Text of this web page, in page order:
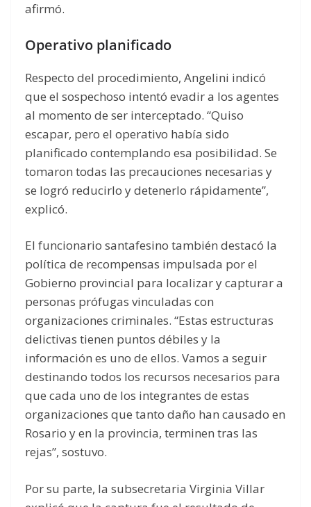
afirmó.
Operativo planificado
Respecto del procedimiento, Angelini indicó
que el sospechoso intentó evadir a los agentes
al momento de ser interceptado. “Quiso
escapar, pero el operativo había sido
planificado contemplando esa posibilidad. Se
tomaron todas las precauciones necesarias y
se logró reducirlo y detenerlo rápidamente”,
explicó.
El funcionario santafesino también destacó la
política de recompensas impulsada por el
Gobierno provincial para localizar y capturar a
personas prófugas vinculadas con
organizaciones criminales. “Estas estructuras
delictivas tienen puntos débiles y la
información es uno de ellos. Vamos a seguir
destinando todos los recursos necesarios para
que cada uno de los integrantes de estas
organizaciones que tanto daño han causado en
Rosario y en la provincia, terminen tras las
rejas”, sostuvo.
Por su parte, la subsecretaria Virginia Villar